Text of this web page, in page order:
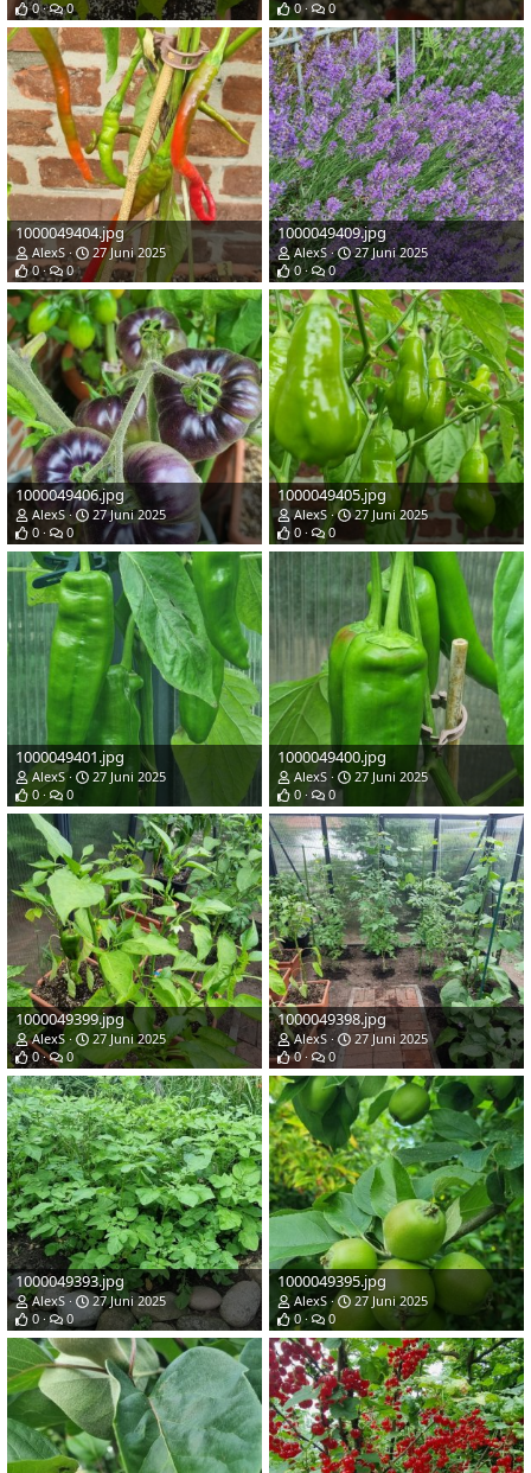
0
0
0
0
1000049404.jpg
AlexS
27 Juni 2025
0
0
1000049409.jpg
AlexS
27 Juni 2025
0
0
1000049406.jpg
AlexS
27 Juni 2025
0
0
1000049405.jpg
AlexS
27 Juni 2025
0
0
1000049401.jpg
AlexS
27 Juni 2025
0
0
1000049400.jpg
AlexS
27 Juni 2025
0
0
1000049399.jpg
AlexS
27 Juni 2025
0
0
1000049398.jpg
AlexS
27 Juni 2025
0
0
1000049393.jpg
AlexS
27 Juni 2025
0
0
1000049395.jpg
AlexS
27 Juni 2025
0
0